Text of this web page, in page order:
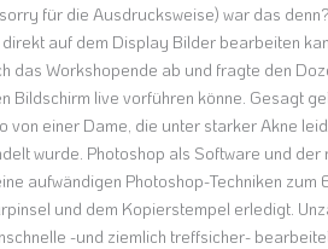
für die Ausdrucksweise) war das
direkt auf dem Display Bilder bearbeiten
das Workshopende ab und fragte den
Bildschirm live vorführen könne. Gesagt
von einer Dame, die unter starker Akne
wurde. Photoshop als Software und
aufwändigen Photoshop-Techniken zum
und dem Kopierstempel erledigt.
-und ziemlich treffsicher-